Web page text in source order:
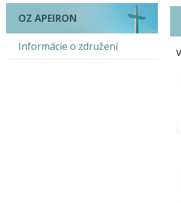
OZ APEIRON
Informácie o združení